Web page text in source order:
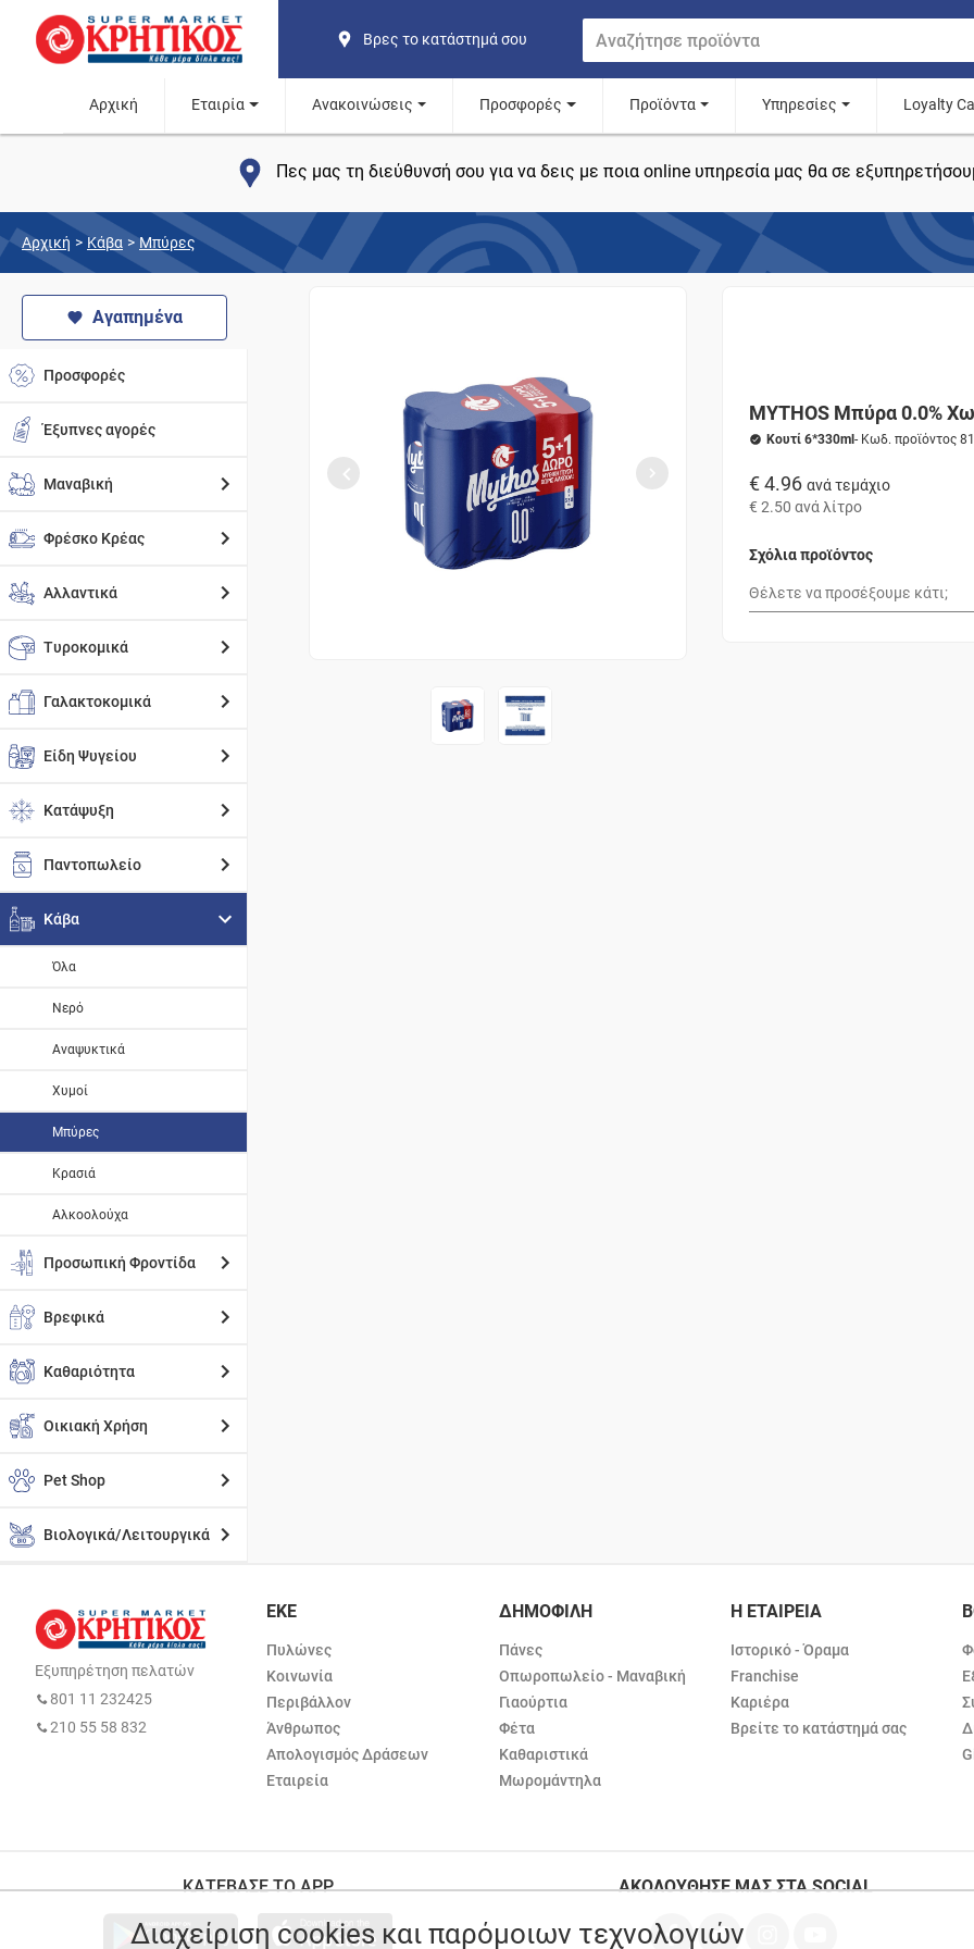
Βρες το κατάστημά σου
Αρχική Εταιρία Ανακοινώσεις Προσφορές Προϊόντα Υπηρεσίες Loyalty
Πες μας τη διεύθυνσή σου για να δεις με ποια online υπηρεσία μας θα σε
Αρχική > Κάβα > Μπύρες
Αγαπημένα
Προσφορές
Έξυπνες αγορές
Μαναβική
Φρέσκο Κρέας
Αλλαντικά
Τυροκομικά
Γαλακτοκομικά
Είδη Ψυγείου
Κατάψυξη
Παντοπωλείο
Κάβα
Όλα
Νερό
Αναψυκτικά
Χυμοί
Μπύρες
Κρασιά
Αλκοολούχα
Προσωπική Φροντίδα
Βρεφικά
Καθαριότητα
Οικιακή Χρήση
Pet Shop
Βιολογικά/Λειτουργικά
MYTHOS Μπύρα 0.0%
Κουτί 6*330ml - Κωδ. προϊόντος
€ 4.96 ανά τεμάχιο
€ 2.50 ανά λίτρο
Σχόλια προϊόντος
Εξυπηρέτηση πελατών
801 11 232425
210 55 58 832
ΕΚΕ
Πυλώνες
Κοινωνία
Περιβάλλον
Άνθρωπος
Απολογισμός Δράσεων
Εταιρεία
ΔΗΜΟΦΙΛΗ
Πάνες
Οπωροπωλείο - Μαναβική
Γιαούρτια
Φέτα
Καθαριστικά
Μωρομάντηλα
Η ΕΤΑΙΡΕΙΑ
Ιστορικό - Όραμα
Franchise
Καριέρα
Βρείτε το κατάστημά σας
ΚΑΤΕΒΑΣΕ ΤΟ APP ΑΚΟΛΟΥΘΗΣΕ ΜΑΣ ΣΤΑ SOCIAL
Διαχείριση cookies και παρόμοιων τεχνολογιών